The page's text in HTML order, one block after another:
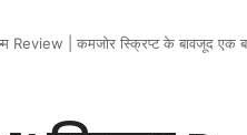
Review | कमजोर स्क्रिप्ट के बावजूद एक